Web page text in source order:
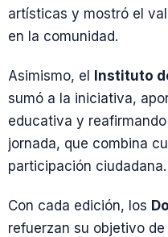
artísticas y mostró el
en la comunidad.
Asimismo, el Instituto
sumó a la iniciativa,
educativa y
jornada, que combina
participación ciudadana.
Con cada edición, los
refuerzan su objetivo